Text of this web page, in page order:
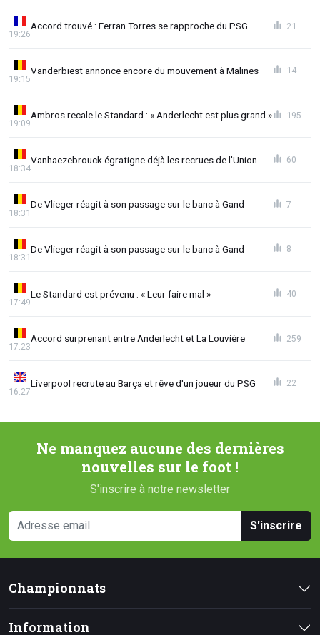
Accord trouvé : Ferran Torres se rapproche du PSG
19:26
21
Vanderbiest annonce encore du mouvement à Malines
19:15
14
Ambros recale le Standard : « Anderlecht est plus grand »
19:09
195
Vanhaezebrouck égratigne déjà les recrues de l'Union
18:34
60
De Vlieger réagit à son passage sur le banc à Gand
18:31
7
De Vlieger réagit à son passage sur le banc à Gand
18:31
8
Le Standard est prévenu : « Leur faire mal »
17:49
40
Accord surprenant entre Anderlecht et La Louvière
17:23
259
Liverpool recrute au Barça et rêve d'un joueur du PSG
16:27
22
Ne manquez aucune des dernières
nouvelles sur le foot !
S'inscrire à notre newsletter
S'inscrire
Championnats
Information